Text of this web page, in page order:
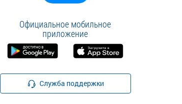
Официальное мобильное
приложение
Служба поддержки